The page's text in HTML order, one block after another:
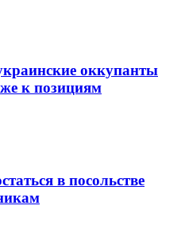
оккупанты
к позициям
в посольстве